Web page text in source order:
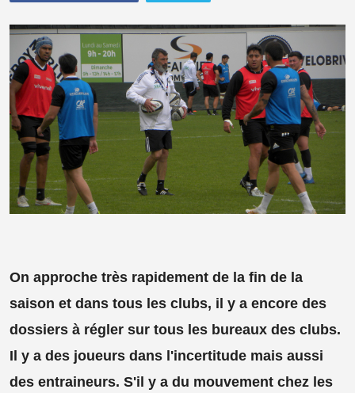
On approche très rapidement de la fin de la
saison et dans tous les clubs, il y a encore des
dossiers à régler sur tous les bureaux des clubs.
Il y a des joueurs dans l'incertitude mais aussi
des entraineurs. S'il y a du mouvement chez les